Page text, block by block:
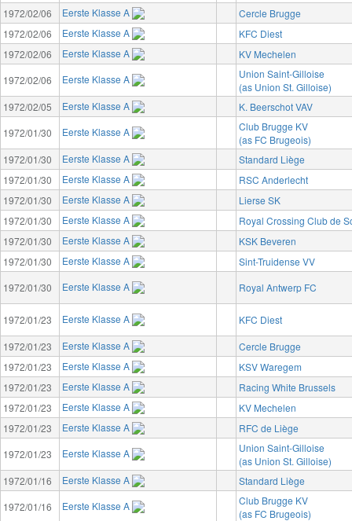
1972/02/06
Eerste Klasse A
Cercle Brugge
1972/02/06
Eerste Klasse A
KFC Diest
1972/02/06
Eerste Klasse A
KV Mechelen
1972/02/06
Eerste Klasse A
Union Saint-Gilloise
(as Union St. Gilloise)
1972/02/05
Eerste Klasse A
K. Beerschot VAV
1972/01/30
Eerste Klasse A
Club Brugge KV
(as FC Brugeois)
1972/01/30
Eerste Klasse A
Standard Liège
1972/01/30
Eerste Klasse A
RSC Anderlecht
1972/01/30
Eerste Klasse A
Lierse SK
1972/01/30
Eerste Klasse A
Royal Crossing Club de
1972/01/30
Eerste Klasse A
KSK Beveren
1972/01/30
Eerste Klasse A
Sint-Truidense VV
1972/01/30
Eerste Klasse A Royal Antwerp FC
1972/01/23 Eerste Klasse A
KFC Diest
1972/01/23
Eerste Klasse A
Cercle Brugge
1972/01/23
Eerste Klasse A
KSV Waregem
1972/01/23
Eerste Klasse A
Racing White Brussels
1972/01/23
Eerste Klasse A
KV Mechelen
1972/01/23
Eerste Klasse A
RFC de Liège
1972/01/23
Eerste Klasse A
Union Saint-Gilloise
(as Union St. Gilloise)
1972/01/16
Eerste Klasse A
Standard Liège
1972/01/16
Eerste Klasse A
Club Brugge KV
(as FC Brugeois)